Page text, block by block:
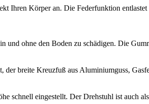
Körper an. Die Federfunktion
den Boden zu schädigen. Die
breite Kreuzfuß aus Aluminiumguss,
eingestellt. Der Drehstuhl ist auch als